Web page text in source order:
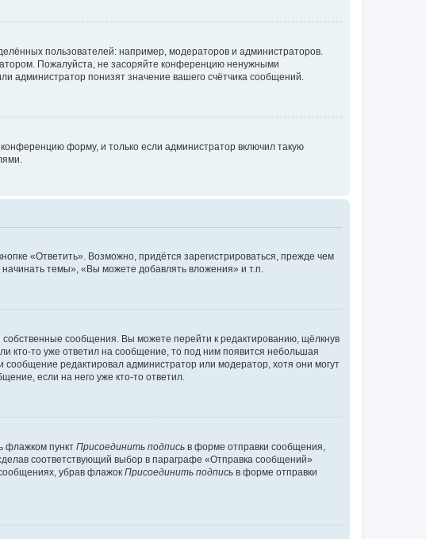
пользователей: например, модераторов и администраторов.
Пожалуйста, не засоряйте конференцию ненужными
администратор понизят значение вашего счётчика сообщений.
форму, и только если администратор включил такую
«Ответить». Возможно, придётся зарегистрироваться, прежде чем
темы», «Вы можете добавлять вложения» и т.п.
сообщения. Вы можете перейти к редактированию, щёлкнув
кто-то уже ответил на сообщение, то под ним появится небольшая
сообщение редактировал администратор или модератор, хотя они могут
если на него уже кто-то ответил.
флажком пункт Присоединить подпись в форме отправки сообщения,
соответствующий выбор в параграфе «Отправка сообщений»
убрав флажок Присоединить подпись в форме отправки